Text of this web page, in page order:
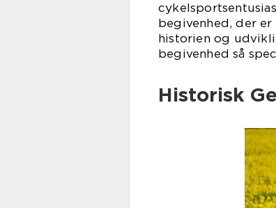
begivenhed, der
historien og
begivenhed så
Historisk